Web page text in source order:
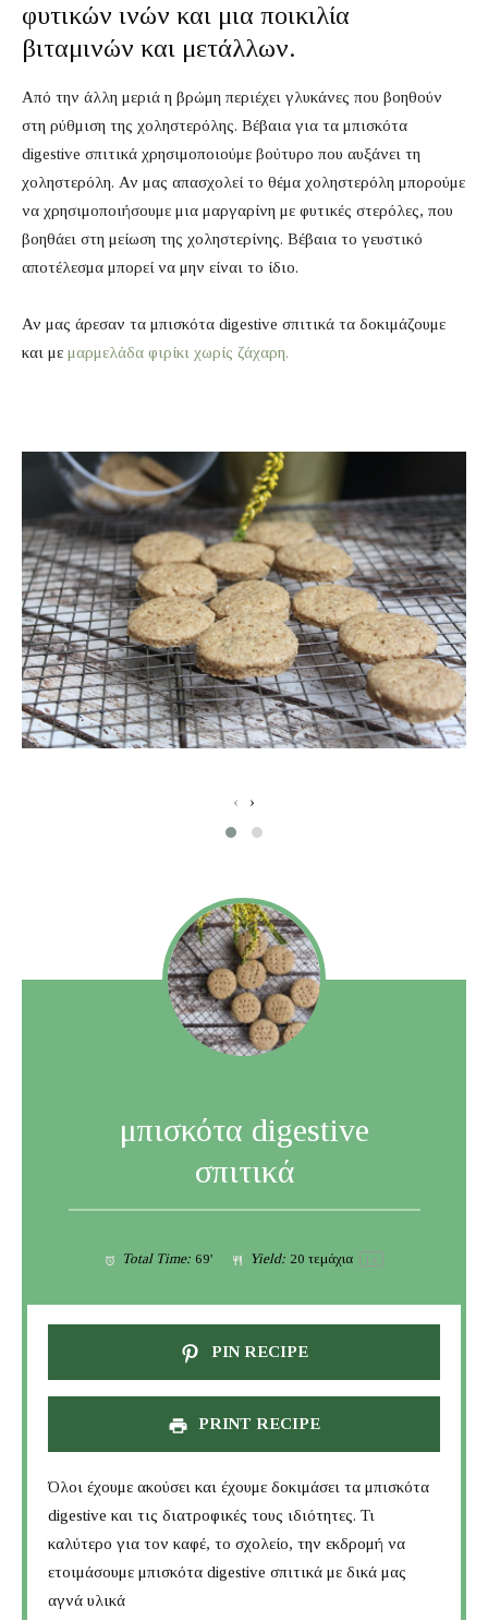
φυτικών ινών και μια ποικιλία
βιταμινών και μετάλλων.
Από την άλλη μεριά η βρώμη περιέχει γλυκάνες που βοηθούν
στη ρύθμιση της χοληστερόλης. Βέβαια για τα μπισκότα
digestive σπιτικά χρησιμοποιούμε βούτυρο που αυξάνει τη
χοληστερόλη. Αν μας απασχολεί το θέμα χοληστερόλη μπορούμε
να χρησιμοποιήσουμε μια μαργαρίνη με φυτικές στερόλες, που
βοηθάει στη μείωση της χοληστερίνης. Βέβαια το γευστικό
αποτέλεσμα μπορεί να μην είναι το ίδιο.
Αν μας άρεσαν τα μπισκότα digestive σπιτικά τα δοκιμάζουμε
και με μαρμελάδα φιρίκι χωρίς ζάχαρη.
‹ ›
μπισκότα digestive
σπιτικά
Total Time: 69' Yield: 20 τεμάχια 1 x
PIN RECIPE
PRINT RECIPE
Όλοι έχουμε ακούσει και έχουμε δοκιμάσει τα μπισκότα
digestive και τις διατροφικές τους ιδιότητες. Τι
καλύτερο για τον καφέ, το σχολείο, την εκδρομή να
ετοιμάσουμε μπισκότα digestive σπιτικά με δικά μας
αγνά υλικά